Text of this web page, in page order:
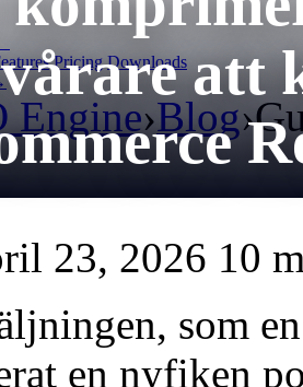
Pricing Downloads
Engine›Blog›
att
23, 2026 10
som
en nyfiken